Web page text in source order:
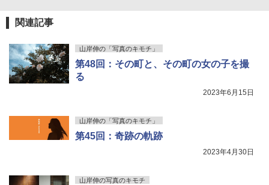
関連記事
山岸伸の「写真のキモチ」
第48回：その町と、その町の女の子を撮
る
2023年6月15日
山岸伸の「写真のキモチ」
第45回：奇跡の軌跡
2023年4月30日
山岸伸の写真のキモチ